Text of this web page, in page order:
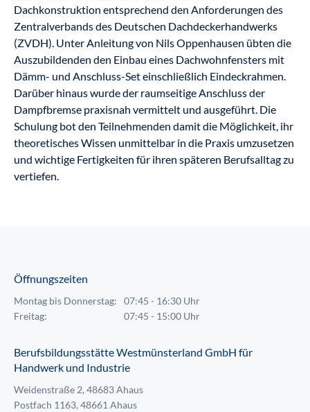
Dachkonstruktion entsprechend den Anforderungen des
Zentralverbands des Deutschen Dachdeckerhandwerks
(ZVDH). Unter Anleitung von Nils Oppenhausen übten die
Auszubildenden den Einbau eines Dachwohnfensters mit
Dämm- und Anschluss-Set einschließlich Eindeckrahmen.
Darüber hinaus wurde der raumseitige Anschluss der
Dampfbremse praxisnah vermittelt und ausgeführt. Die
Schulung bot den Teilnehmenden damit die Möglichkeit, ihr
theoretisches Wissen unmittelbar in die Praxis umzusetzen
und wichtige Fertigkeiten für ihren späteren Berufsalltag zu
vertiefen.
Öffnungszeiten
Montag bis Donnerstag:
07:45 - 16:30 Uhr
Freitag:
07:45 - 15:00 Uhr
Berufsbildungsstätte Westmünsterland GmbH für
Handwerk und Industrie
Weidenstraße 2, 48683 Ahaus
Postfach 1163, 48661 Ahaus